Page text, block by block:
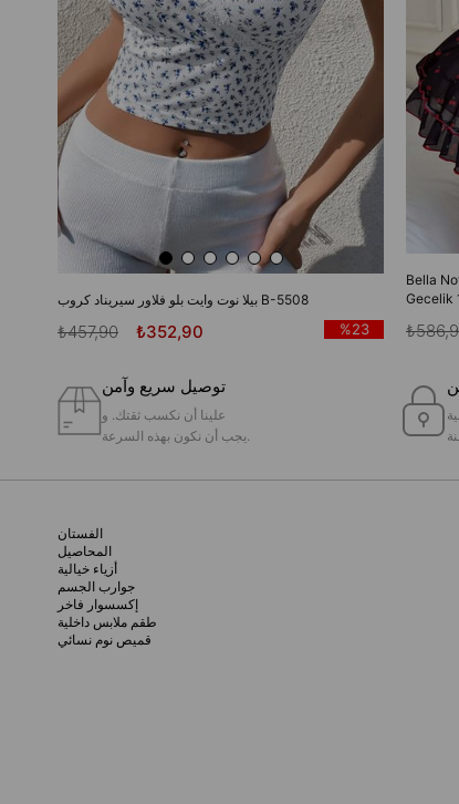
بيلا نوت وايت بلو فلاور سيريناد كروب B-5508
₺352,90
₺457,90 %23
Bella
Gecelik
توصيل سريع وآمن
علينا أن نكسب ثقتك. و
يجب أن نكون بهذه السرعة.
الفستان
المحاصيل
أزياء خيالية
جوارب الجسم
إكسسوار فاخر
طقم ملابس داخلية
قميص نوم نسائي